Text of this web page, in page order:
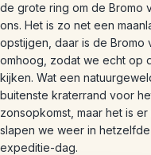
de grote ring om de Bromo
ons. Het is zo net een
opstijgen, daar is de Bromo
omhoog, zodat we echt op
kijken. Wat een
buitenste kraterrand voor
zonsopkomst, maar het is
slapen we weer in
expeditie-dag.